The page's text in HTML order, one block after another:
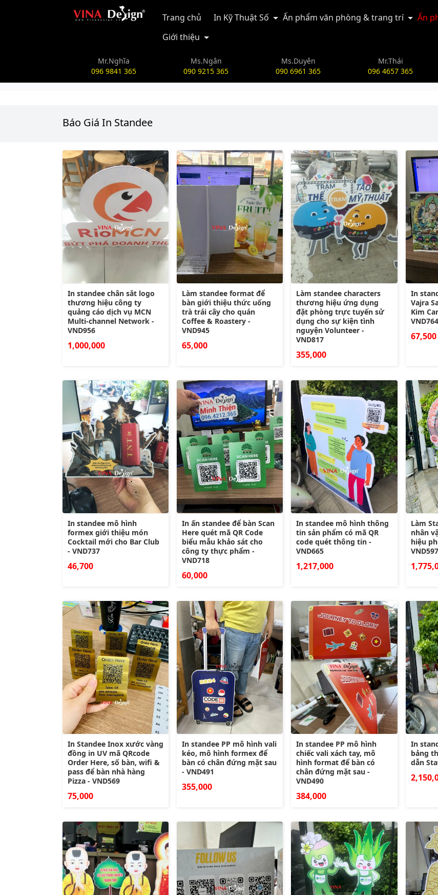
vinadesign.vn
Trang chủ In Kỹ Thuật Số Ấn phẩm văn phòng & trang trí Ấn
Giới thiệu
Mr.Nghĩa
096 9841 365
Ms.Ngân
090 9215 365
Ms.Duyên
090 6961 365
Mr.Thái
096 4657 365
Báo Giá In Standee
In standee chân sắt logo
thương hiệu công ty
quảng cáo dịch vụ MCN
Multi-channel Network -
VND956
1,000,000
Làm standee format để
bàn giới thiệu thức uống
trà trái cây cho quán
Coffee & Roastery -
VND945
65,000
Làm standee characters
thương hiệu ứng dụng
đặt phòng trực tuyến sử
dụng cho sự kiện tình
nguyện Volunteer -
VND817
355,000
In
Vajra
Kim
VND764
67,500
In standee mô hình
formex giới thiệu món
Cocktail mới cho Bar Club
- VND737
46,700
In ấn standee để bàn Scan
Here quét mã QR Code
biểu mẫu khảo sát cho
công ty thực phẩm -
VND718
60,000
In standee mô hình thông
tin sản phẩm có mã QR
code quét thông tin -
VND665
1,217,000
Làm
nhân
hiệu
VND597
In Standee Inox xước vàng
đồng in UV mã QRcode
Order Here, số bàn, wifi &
pass để bàn nhà hàng
Pizza - VND569
75,000
In standee PP mô hình vali
kéo, mô hình formex để
bàn có chân đứng mặt sau
- VND491
355,000
In standee PP mô hình
chiếc vali xách tay, mô
hình format để bàn có
chân đứng mặt sau -
VND490
384,000
In
bảng
dẫn